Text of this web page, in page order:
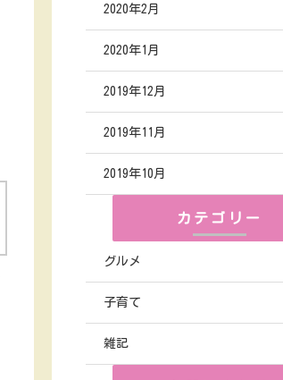
2020年2月
2020年1月
2019年12月
2019年11月
2019年10月
カテゴリー
グルメ
子育て
雑記